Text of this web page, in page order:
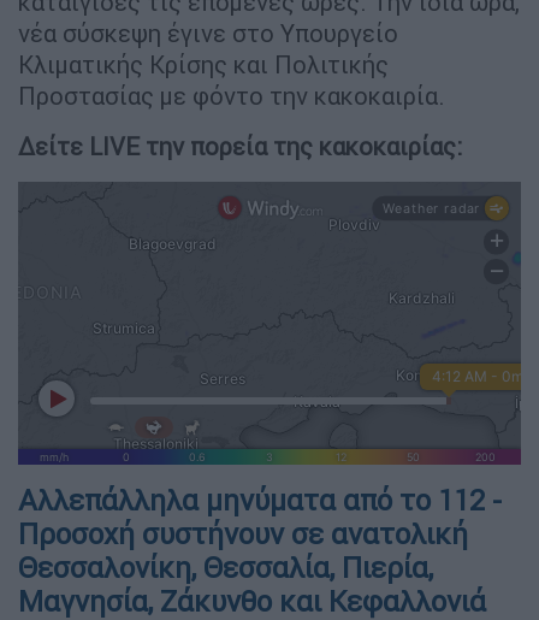
νέα σύσκεψη έγινε στο Υπουργείο
Κλιματικής Κρίσης και Πολιτικής
Προστασίας με φόντο την κακοκαιρία.
Δείτε LIVE την πορεία της κακοκαιρίας:
Αλλεπάλληλα μηνύματα από το 112 -
Προσοχή συστήνουν σε ανατολική
Θεσσαλονίκη, Θεσσαλία, Πιερία,
Μαγνησία, Ζάκυνθο και Κεφαλλονιά